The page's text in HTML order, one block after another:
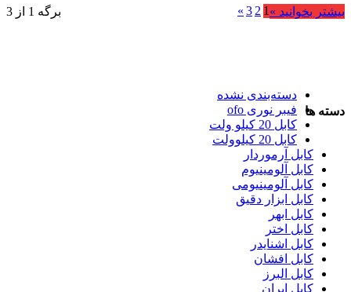
بیشتر بخوانید » برگه 1 از 3 1
2
3
»
دسته ها
دسته‌بندی نشده
فیبر نوری ofo
کابل 20 کیلو ولت
کابل 20 کیلوولت
کابل آرموردار
کابل آلومینیوم
کابل آلومینیومی
کابل ابزار دقیق
کابل ابهر
کابل اختر
کابل اشنایدر
کابل افشان
کابل البرز
کابل ایران